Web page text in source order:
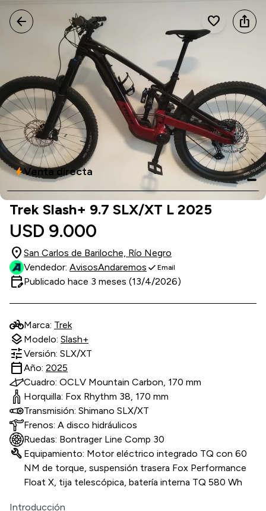
arrow_back favorite ios_share
boltVenta directa
Trek Slash+ 9.7 SLX/XT L 2025
USD 9.000
location_on San Carlos de Bariloche, Río Negro
Vendedor: AvisosAndaremos check Email
edit_calendarPublicado hace 3 meses (13/4/2026)
pedal_bikeMarca: Trek
layers Modelo: Slash+
tuneVersión: SLX/XT
calendar_todayAño: 2025
Cuadro: OCLV Mountain Carbon, 170 mm
Horquilla: Fox Rhythm 38, 170 mm
Transmisión: Shimano SLX/XT
Frenos: A disco hidráulicos
Ruedas: Bontrager Line Comp 30
build Equipamiento: Motor eléctrico integrado TQ con 60
NM de torque, suspensión trasera Fox Performance
Float X, tija telescópica, batería interna TQ 580 Wh
Introducción